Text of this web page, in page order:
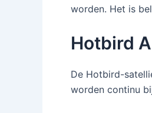
worden. Het is
Hotbird
De Hotbird-
worden continu